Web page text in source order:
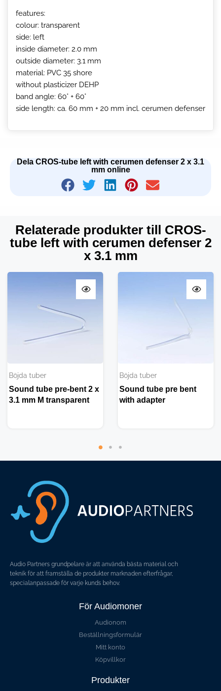
features:
colour: transparent
side: left
inside diameter: 2.0 mm
outside diameter: 3.1 mm
material: PVC 35 shore
without plasticizer DEHP
band angle: 60° + 60°
side length: ca. 60 mm + 20 mm incl. cerumen defenser
Dela CROS-tube left with cerumen defenser 2 x 3.1
mm online
Relaterade produkter till CROS-
tube left with cerumen defenser 2
x 3.1 mm
Böjda tuber
Sound tube pre-bent 2 x
3.1 mm M transparent
Böjda tuber
Sound tube pre bent
with adapter
Audio Partners grundpelare är att använda bästa material och
teknik för att framställa de produkter marknaden efterfrågar,
specialanpassade för varje kunds behov.
För Audiomoner
Audionom
Beställningsformulär
Mitt konto
Köpvillkor
Produkter